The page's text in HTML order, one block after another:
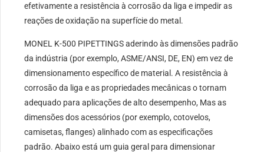
efetivamente a resistência à corrosão da liga e impedir as
reações de oxidação na superfície do metal.
MONEL K-500 PIPETTINGS aderindo às dimensões padrão
da indústria (por exemplo, ASME/ANSI, DE, EN) em vez de
dimensionamento específico de material. A resistência à
corrosão da liga e as propriedades mecânicas o tornam
adequado para aplicações de alto desempenho, Mas as
dimensões dos acessórios (por exemplo, cotovelos,
camisetas, flanges) alinhado com as especificações
padrão. Abaixo está um guia geral para dimensionar